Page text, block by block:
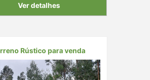
Ver detalhes
Rústico para venda